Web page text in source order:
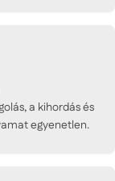
a kihordás és
egyenetlen.